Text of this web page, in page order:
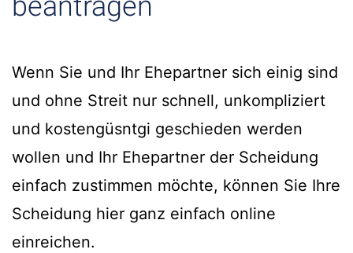
Wenn Sie und Ihr Ehepartner sich einig sind
und ohne Streit nur schnell, unkompliziert
und kostengüsntgi geschieden werden
wollen und Ihr Ehepartner der Scheidung
einfach zustimmen möchte, können Sie Ihre
Scheidung hier ganz einfach online
einreichen.